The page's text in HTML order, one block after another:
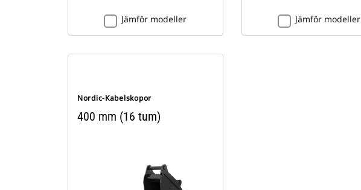
Jämför modeller Jämför modeller
Nordic-Kabelskopor
400 mm (16 tum)